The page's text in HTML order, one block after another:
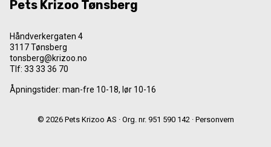
Pets Krizoo Tønsberg
Håndverkergaten 4
3117 Tønsberg
tonsberg@krizoo.no
Tlf: 33 33 36 70
Åpningstider: man-fre 10-18, lør 10-16
© 2026 Pets Krizoo AS · Org. nr. 951 590 142 · Personvern